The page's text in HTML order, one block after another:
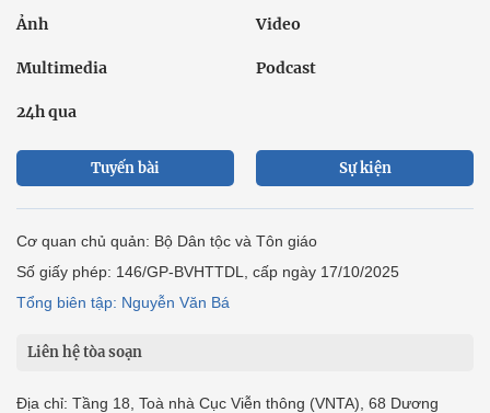
Ảnh Video
Multimedia Podcast
24h qua
Tuyến bài Sự kiện
Cơ quan chủ quản: Bộ Dân tộc và Tôn giáo
Số giấy phép: 146/GP-BVHTTDL, cấp ngày 17/10/2025
Tổng biên tập: Nguyễn Văn Bá
Liên hệ tòa soạn
Địa chỉ: Tầng 18, Toà nhà Cục Viễn thông (VNTA), 68 Dương